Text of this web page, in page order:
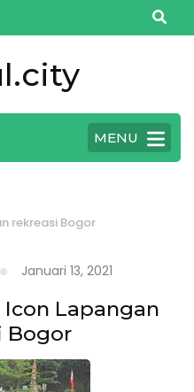
MENU
rekreasi Bogor
Januari 13, 2021
Icon Lapangan
Bogor